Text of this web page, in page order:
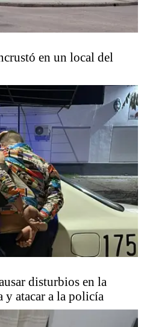
en un local del
disturbios en la
y atacar a la policía